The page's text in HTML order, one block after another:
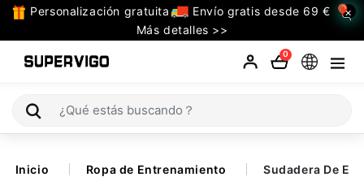
Personalización gratuita
Envío gratis desde 69 €
Más detalles >>
×
0
TODAS
LAS
CATEGORIAS
Inicio Ropa de Entrenamiento Sudadera De